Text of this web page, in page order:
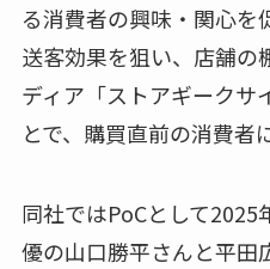
る消費者の興味・関心を
送客効果を狙い、店舗の
ディア「ストアギークサ
とで、購買直前の消費者
同社ではPoCとして
優の山口勝平さんと平田